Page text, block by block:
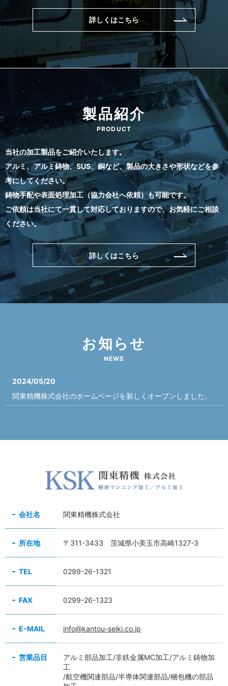
詳しくはこちら
製品紹介
PRODUCT
当社の加工製品をご紹介いたします。
アルミ、アルミ鋳物、SUS、銅など、製品の大きさや形状などを参
考にしてください。
鋳物手配や表面処理加工（協力会社へ依頼）も可能です。
ご依頼は当社にて一貫して対応しておりますので、お気軽にご相談
ください。
詳しくはこちら
お知らせ
NEWS
2024/05/20
関東精機株式会社のホームページを新しくオープンしました。
会社名 関東精機株式会社
所在地 〒311-3433 茨城県小美玉市高崎1327-3
TEL 0299-26-1321
FAX 0299-26-1323
E-MAIL info@kantou-seiki.co.jp
営業品目
アルミ部品加工/非鉄金属MC加工/アルミ鋳物加
工
/航空機関連部品/半導体関連部品/梱包機の部品